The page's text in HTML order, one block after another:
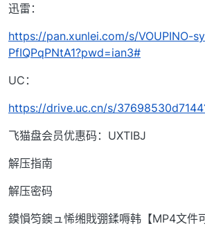
迅雷：
https://pan.xunlei.com/s/VOUPINO-
PfIQPqPNtA1?pwd=ian3#
UC：
https://drive.uc.cn/s/
飞猫盘会员优惠码：UXTIBJ
解压指南
解压密码
鏌愪笉鐭ュ悕缃戝弸鍒嗕韩【MP4文件